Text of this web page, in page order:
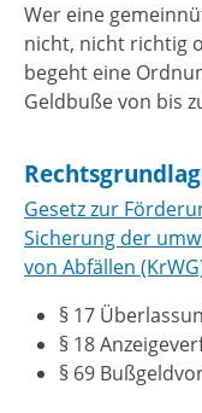
Wer eine
nicht, nicht richtig
begeht eine
Geldbuße von bis
Gesetz zur
Sicherung der
von Abfällen
§ 17
§ 18
§ 69